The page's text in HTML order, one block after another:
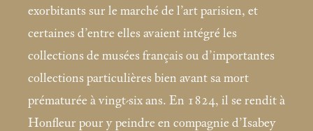
exorbitants sur le marché de l’art parisien, et
certaines d’entre elles avaient intégré les
collections de musées français ou d’importantes
collections particulières bien avant sa mort
prématurée à vingt-six ans. En 1824, il se rendit à
Honfleur pour y peindre en compagnie d’Isabey